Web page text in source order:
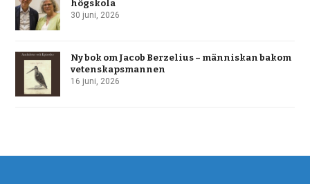
högskola
30 juni, 2026
Ny bok om Jacob Berzelius – människan bakom
vetenskapsmannen
16 juni, 2026